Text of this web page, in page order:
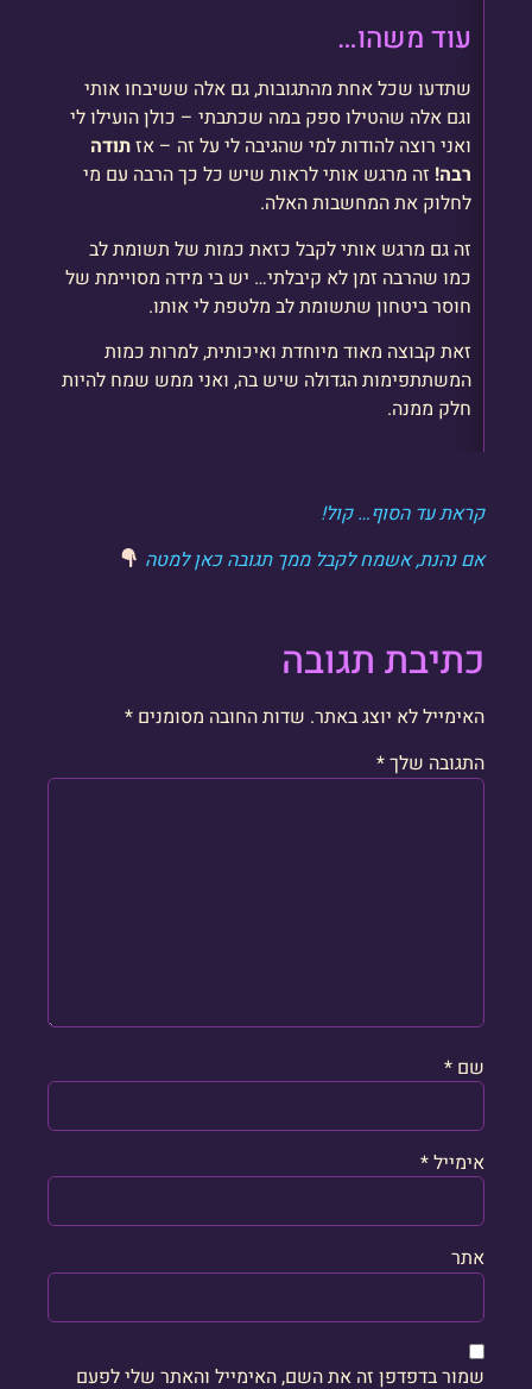
עוד משהו…
שתדעו שכל אחת מהתגובות, גם אלה ששיבחו אותי
וגם אלה שהטילו ספק במה שכתבתי – כולן הועילו לי
ואני רוצה להודות למי שהגיבה לי על זה – אזתודה
רבה! זה מרגש אותי לראות שיש כל כך הרבה עם מי
לחלוק את המחשבות האלה.
זה גם מרגש אותי לקבל כזאת כמות של תשומת לב
כמו שהרבה זמן לא קיבלתי… יש בי מידה מסויימת של
חוסר ביטחון שתשומת לב מלטפת לי אותו.
זאת קבוצה מאוד מיוחדת ואיכותית, למרות כמות
המשתתפימות הגדולה שיש בה, ואני ממש שמח להיות
חלק ממנה.
קראת עד הסוף… קול!
אם נהנת, אשמח לקבל ממך תגובה כאן למטה
כתיבת תגובה
האימייל לא יוצג באתר. שדות החובה מסומנים *
התגובה שלך*
שם *
אימייל*
אתר
שמור בדפדפן זה את השם, האימייל והאתר שלי לפעם